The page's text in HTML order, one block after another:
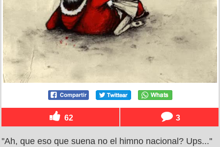
62 3
''Ah, que eso que suena no el himno nacional? Ups...''